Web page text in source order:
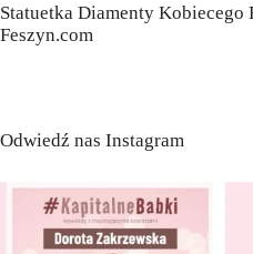
Statuetka Diamenty Kobiecego
Feszyn.com
Odwiedź nas Instagram